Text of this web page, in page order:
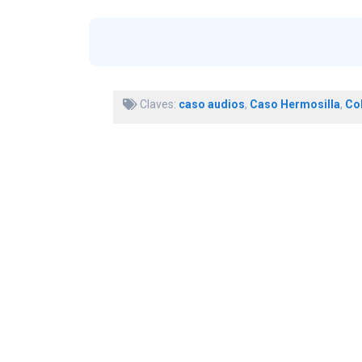
Claves: caso audios, Caso Hermosilla,